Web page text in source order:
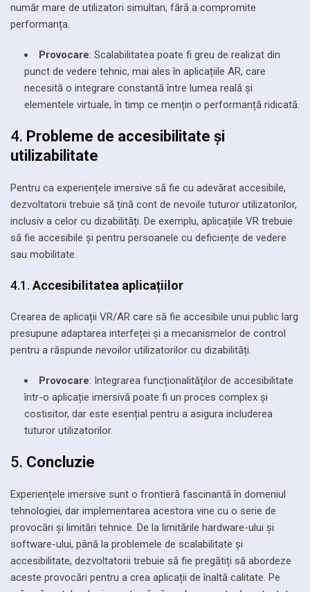
număr mare de utilizatori simultan, fără a compromite
performanța.
Provocare: Scalabilitatea poate fi greu de realizat din
punct de vedere tehnic, mai ales în aplicațiile AR, care
necesită o integrare constantă între lumea reală și
elementele virtuale, în timp ce mențin o performanță ridicată.
4. Probleme de accesibilitate și
utilizabilitate
Pentru ca experiențele imersive să fie cu adevărat accesibile,
dezvoltatorii trebuie să țină cont de nevoile tuturor utilizatorilor,
inclusiv a celor cu dizabilități. De exemplu, aplicațiile VR trebuie
să fie accesibile și pentru persoanele cu deficiențe de vedere
sau mobilitate.
4.1. Accesibilitatea aplicațiilor
Crearea de aplicații VR/AR care să fie accesibile unui public larg
presupune adaptarea interfeței și a mecanismelor de control
pentru a răspunde nevoilor utilizatorilor cu dizabilități.
Provocare: Integrarea funcționalităților de accesibilitate
într-o aplicație imersivă poate fi un proces complex și
costisitor, dar este esențial pentru a asigura includerea
tuturor utilizatorilor.
5. Concluzie
Experiențele imersive sunt o frontieră fascinantă în domeniul
tehnologiei, dar implementarea acestora vine cu o serie de
provocări și limitări tehnice. De la limitările hardware-ului și
software-ului, până la problemele de scalabilitate și
accesibilitate, dezvoltatorii trebuie să fie pregătiți să abordeze
aceste provocări pentru a crea aplicații de înaltă calitate. Pe